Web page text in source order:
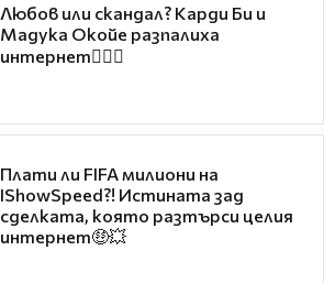
Любов или скандал? Карди Би и
Мадука Окойе разпалиха
интернет❤️‍🔥🔥
Плати ли FIFA милиони на
IShowSpeed?! Истината зад
сделката, която разтърси целия
интернет🤑💥